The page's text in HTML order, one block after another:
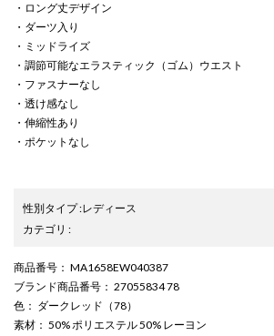
・ロング丈デザイン
・ダーツ入り
・ミッドライズ
・調節可能なエラスティック（ゴム）ウエスト
・ファスナーなし
・透け感なし
・伸縮性あり
・ポケットなし
性別タイプ:レディース
カテゴリ :
商品番号 ： MA1658EW040387
ブランド商品番号 ： 27055834 78
色 ： ダークレッド（78）
素材 ： 50% ポリエステル 50% レーヨン